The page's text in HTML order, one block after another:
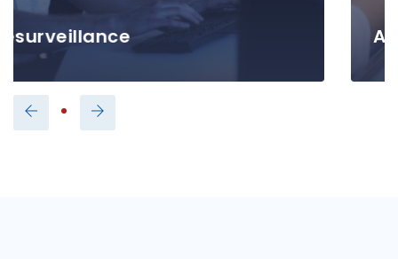
Automatisme de portes